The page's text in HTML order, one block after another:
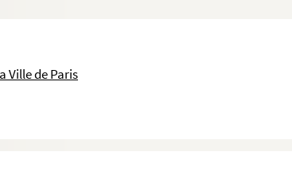
Ville de Paris
de la couverture et de son verso, n°18, 15 novembre 1913